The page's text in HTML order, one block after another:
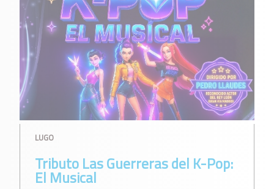
LUGO
Tributo Las Guerreras del K-Pop:
El Musical